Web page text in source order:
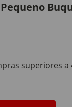
superiores